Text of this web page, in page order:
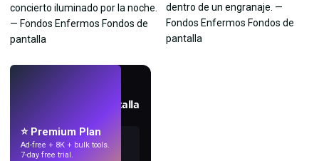
Crea fondos de pantalla
⭐ Premium Plan
Ad-free + 8K + bulk tools.
7-day free trial.